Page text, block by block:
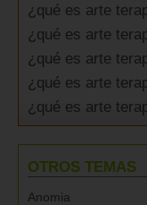
¿qué es arte
¿qué es arte
¿qué es arte
¿qué es arte
¿qué es arte
OTROS TEMAS
Anomia